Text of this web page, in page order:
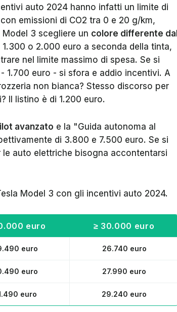
auto 2024 hanno infatti un limite di
emissioni di CO2 tra 0 e 20 g/km,
3 scegliere un colore differente dal
o 2.000 euro a seconda della tinta,
nel limite massimo di spesa. Se si
- 1.700 euro - si sfora e addio incentivi. A
non bianca? Stesso discorso per
Il listino è di 1.200 euro.
avanzato e la "Guida autonoma al
di 3.800 e 7.500 euro. Se si
auto elettriche bisogna accontentarsi
Model 3 con gli incentivi auto 2024.
euro ≥ 30.000 euro
euro 26.740 euro
euro 27.990 euro
euro 29.240 euro